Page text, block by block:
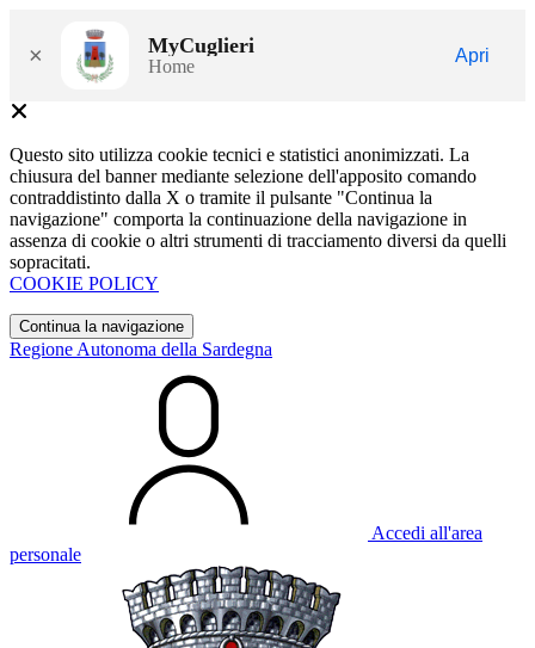
× MyCuglieri
Home
Apri
Questo sito utilizza cookie tecnici e statistici anonimizzati. La
chiusura del banner mediante selezione dell'apposito comando
contraddistinto dalla X o tramite il pulsante "Continua la
navigazione" comporta la continuazione della navigazione in
assenza di cookie o altri strumenti di tracciamento diversi da quelli
sopracitati.
COOKIE POLICY
Continua la navigazione
Regione Autonoma della Sardegna
Accedi all'area
personale